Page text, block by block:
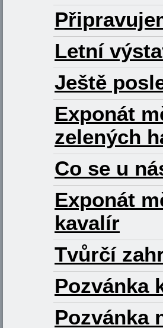
Letní
Ještě
Exponát
zelených
Co se u
Exponát
kavalír
Tvůrčí
Pozvánka
Pozvánka